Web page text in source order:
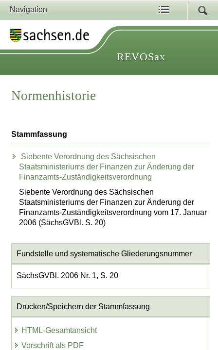
Navigation
REVOSax
Normenhistorie
Stammfassung
Siebente Verordnung des Sächsischen
Staatsministeriums der Finanzen zur Änderung der
Finanzamts-Zuständigkeitsverordnung
Siebente Verordnung des Sächsischen
Staatsministeriums der Finanzen zur Änderung der
Finanzamts-Zuständigkeitsverordnung vom 17. Januar
2006 (SächsGVBl. S. 20)
Fundstelle und systematische Gliederungsnummer
SächsGVBl. 2006 Nr. 1, S. 20
Drucken/Speichern der Stammfassung
HTML-Gesamtansicht
Vorschrift als PDF